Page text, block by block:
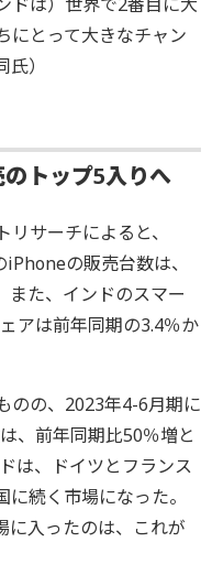
にとって大きなチャン
）
トップ5入りへ
サーチによると、
の販売台数は、
た、インドのスマー
アは前年同期の3.4％か
のの、2023年4-6月期に
、前年同期比50％増と
は、ドイツとフランス
続く市場になった。
に入ったのは、これが